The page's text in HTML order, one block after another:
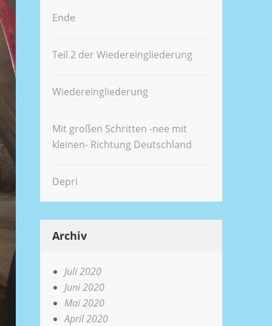
Ende
Teil 2 der Wiedereingliederung
Wiedereingliederung
Mit großen Schritten -nee mit
kleinen- Richtung Deutschland
Depri
Archiv
Juli 2020
Juni 2020
Mai 2020
April 2020